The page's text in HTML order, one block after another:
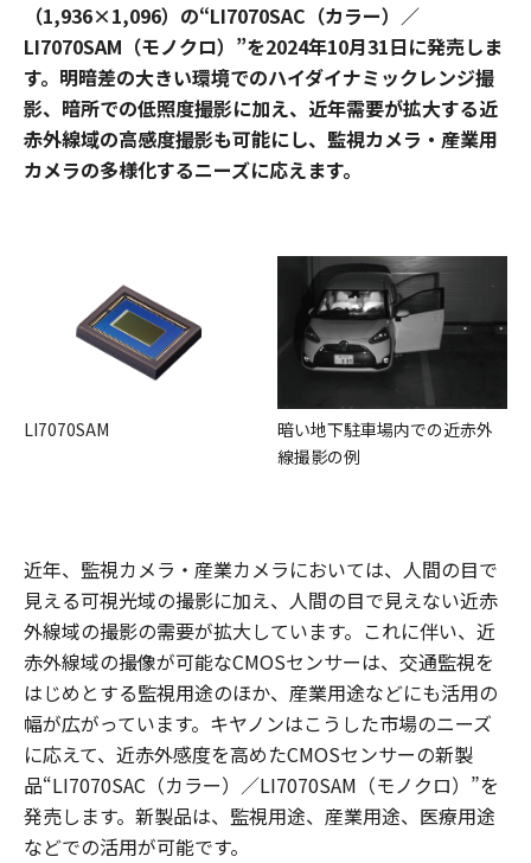
（1,936×1,096）の“LI7070SAC（カラー）／
LI7070SAM（モノクロ）”を2024年10月31日に発売しま
す。明暗差の大きい環境でのハイダイナミックレンジ撮
影、暗所での低照度撮影に加え、近年需要が拡大する近
赤外線域の高感度撮影も可能にし、監視カメラ・産業用
カメラの多様化するニーズに応えます。
LI7070SAM
暗い地下駐車場内での近赤外
線撮影の例
近年、監視カメラ・産業カメラにおいては、人間の目で
見える可視光域の撮影に加え、人間の目で見えない近赤
外線域の撮影の需要が拡大しています。これに伴い、近
赤外線域の撮像が可能なCMOSセンサーは、交通監視を
はじめとする監視用途のほか、産業用途などにも活用の
幅が広がっています。キヤノンはこうした市場のニーズ
に応えて、近赤外感度を高めたCMOSセンサーの新製
品“LI7070SAC（カラー）／LI7070SAM（モノクロ）”を
発売します。新製品は、監視用途、産業用途、医療用途
などでの活用が可能です。